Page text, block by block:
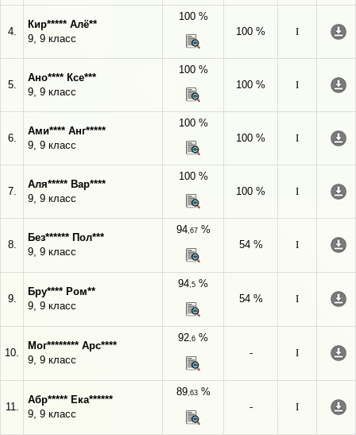
4.
Кир***** Алё**
9, 9 класс
100 %
100 %
I
5.
Ано**** Ксе***
9, 9 класс
100 %
100 %
I
6.
Ами**** Анг*****
9, 9 класс
100 %
100 %
I
7.
Аля***** Вар****
9, 9 класс
100 %
100 %
I
8.
Без****** Пол***
9, 9 класс
94,67%
54 %
I
9.
Бру**** Ром**
9, 9 класс
94,5 %
54 %
I
10.
Мог******** Арс****
9, 9 класс
92,6 %
-
I
11.
Абр***** Ека******
9, 9 класс
89,63%
-
I